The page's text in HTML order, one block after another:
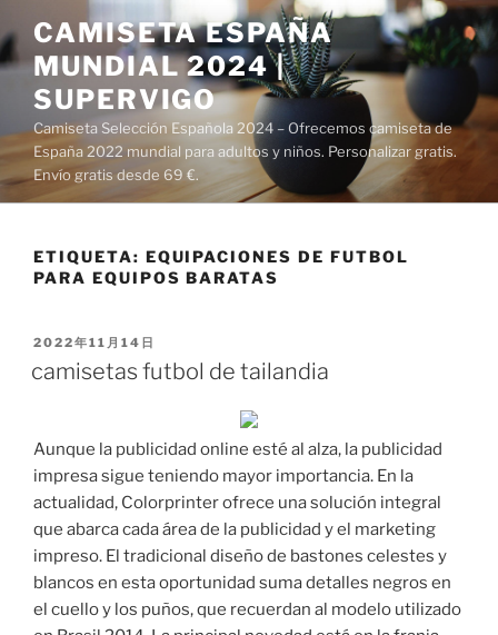
al
contenido
CAMISETA ESPAÑA
MUNDIAL 2024 |
SUPERVIGO
Camiseta Selección Española 2024 – Ofrecemos camiseta de
España 2022 mundial para adultos y niños. Personalizar gratis.
Envío gratis desde 69 €.
ETIQUETA: EQUIPACIONES DE FUTBOL
PARA EQUIPOS BARATAS
PUBLICADO
2022年11月14日
camisetas futbol de tailandia
Aunque la publicidad online esté al alza, la publicidad
impresa sigue teniendo mayor importancia. En la
actualidad, Colorprinter ofrece una solución integral
que abarca cada área de la publicidad y el marketing
impreso. El tradicional diseño de bastones celestes y
blancos en esta oportunidad suma detalles negros en
el cuello y los puños, que recuerdan al modelo utilizado